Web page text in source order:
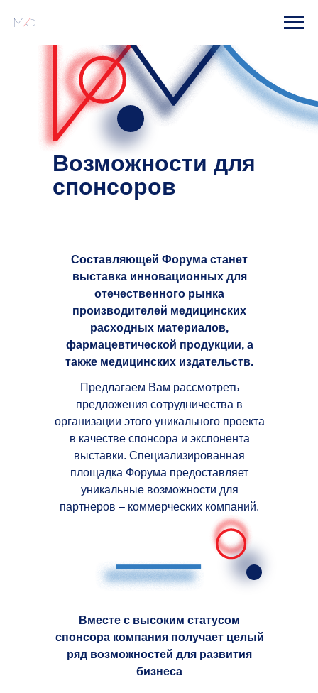
Возможности для
спонсоров
Составляющей Форума станет
выставка инновационных для
отечественного рынка
производителей медицинских
расходных материалов,
фармацевтической продукции, а
также медицинских издательств.
Предлагаем Вам рассмотреть
предложения сотрудничества в
организации этого уникального проекта
в качестве спонсора и экспонента
выставки. Специализированная
площадка Форума предоставляет
уникальные возможности для
партнеров – коммерческих компаний.
Вместе с высоким статусом
спонсора компания получает целый
ряд возможностей для развития
бизнеса